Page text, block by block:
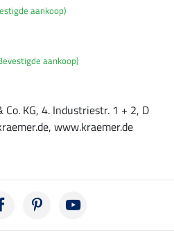
aankoop)
aankoop)
KG, 4. Industriestr. 1 + 2, D
www.kraemer.de